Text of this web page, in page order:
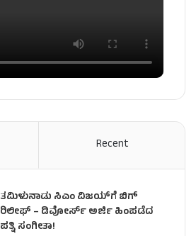
Recent
ತಮಿಳುನಾಡು ಸಿಎಂ ವಿಜಯ್‌ಗೆ ಬಿಗ್
ರಿಲೀಫ್ – ಡಿವೋರ್ಸ್ ಅರ್ಜಿ ಹಿಂಪಡೆದ
ಪತ್ನಿ ಸಂಗೀತಾ!